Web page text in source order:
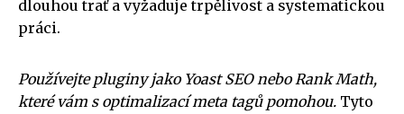
dlouhou trať a vyžaduje trpělivost a systematickou
práci.
Používejte pluginy jako Yoast SEO nebo Rank Math,
které vám s optimalizací meta tagů pomohou. Tyto